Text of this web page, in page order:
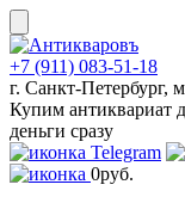
Skip
to
content
+7 (911) 083-51-18
г. Санкт-Петербург,
Купим антиквариат
деньги сразу
0руб.